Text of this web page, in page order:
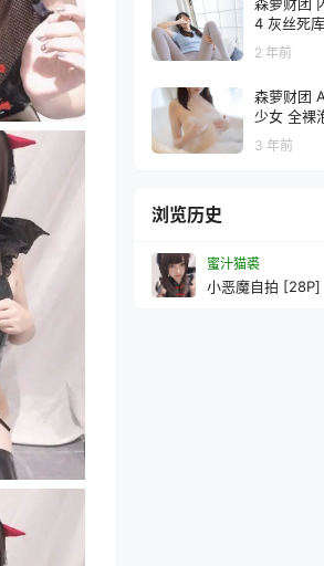
4 灰丝死
2 年前
森萝财团
少女 全裸
3 年前
浏览历史
蜜汁猫裘
小恶魔自拍 [28P]